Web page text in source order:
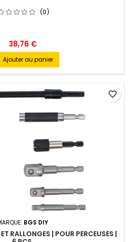
(0)
38,76 €
Ajouter au panier
BGS DIY
RALLONGES | POUR PERCEUSES |
favorite_border